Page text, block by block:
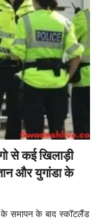
से कई खिलाड़ी
और युगांडा के
समापन के बाद स्कॉटलैंड